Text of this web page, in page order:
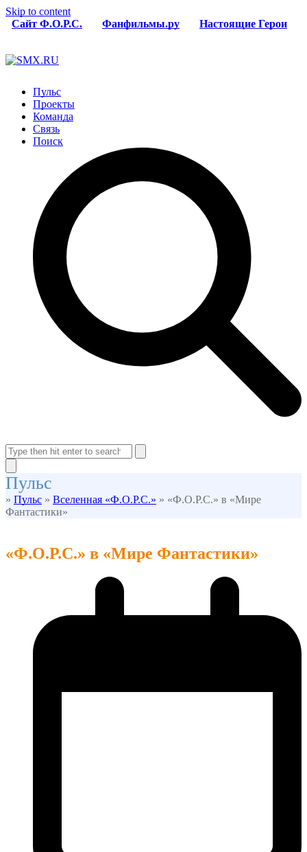
Skip to content
Сайт Ф.О.Р.С.
Фанфильмы.ру Настоящие Герои
Пульс
Проекты
Команда
Связь
Поиск
mobile
menu
mobile
menu
Search
Close
search
Пульс
» Пульс » Вселенная «Ф.О.Р.С.» » «Ф.О.Р.С.» в «Мире
Фантастики»
«Ф.О.Р.С.» в «Мире Фантастики»